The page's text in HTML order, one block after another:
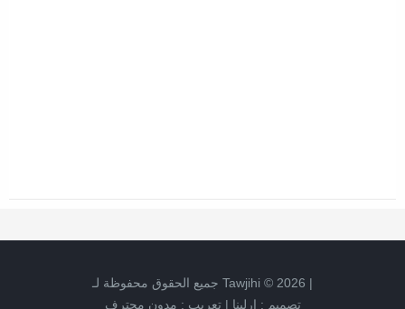
Tawjihi © 2026 |
تصميم : ارلينا |تعريب : مدون محترف